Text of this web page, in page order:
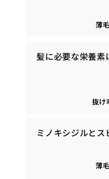
薄毛
髪に必要な栄養素
抜け
ミノキシジルと
薄毛